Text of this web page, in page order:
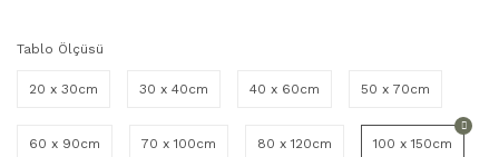
Tablo Ölçüsü
20 x 30cm 30 x 40cm 40 x 60cm 50 x 70cm
60 x 90cm 70 x 100cm 80 x 120cm 100 x 150cm